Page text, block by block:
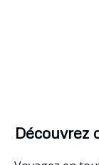
Découvrez